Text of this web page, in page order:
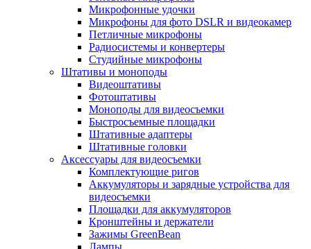
Микрофонные удочки
Микрофоны для фото DSLR и видеокамер
Петличные микрофоны
Радиосистемы и конвертеры
Студийные микрофоны
Штативы и моноподы
Видеоштативы
Фотоштативы
Моноподы для видеосъемки
Быстросъемные площадки
Штативные адаптеры
Штативные головки
Аксессуары для видеосъемки
Комплектующие ригов
Аккумуляторы и зарядные устройства для
видеосъемки
Площадки для аккумуляторов
Кронштейны и держатели
Зажимы GreenBean
Лампы